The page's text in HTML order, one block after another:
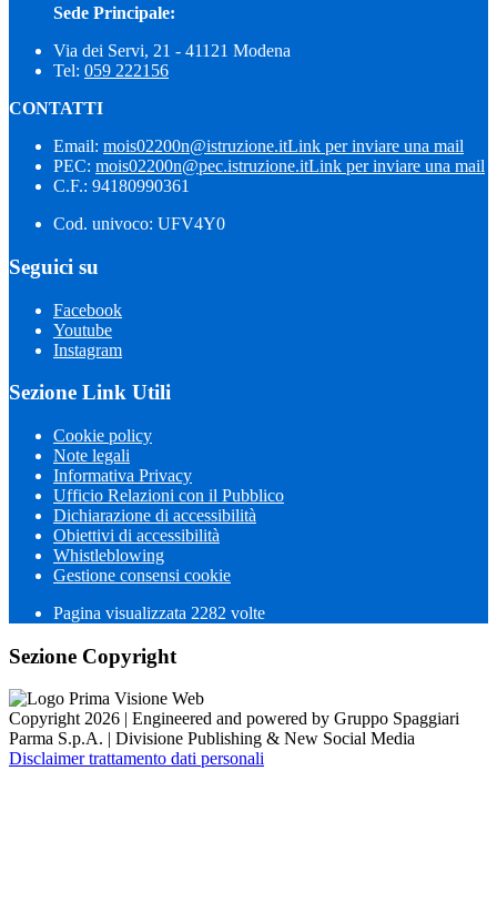
Sede Principale:
Via dei Servi, 21 - 41121 Modena
Tel: 059 222156
CONTATTI
Email: mois02200n@istruzione.itLink per inviare una mail
PEC: mois02200n@pec.istruzione.itLink per inviare una mail
C.F.: 94180990361
Cod. univoco: UFV4Y0
Seguici su
Facebook
Youtube
Instagram
Sezione Link Utili
Cookie policy
Note legali
Informativa Privacy
Ufficio Relazioni con il Pubblico
Dichiarazione di accessibilità
Obiettivi di accessibilità
Whistleblowing
Gestione consensi cookie
Pagina visualizzata 2282 volte
Sezione Copyright
Copyright 2026 | Engineered and powered by Gruppo Spaggiari
Parma S.p.A. | Divisione Publishing & New Social Media
Disclaimer trattamento dati personali